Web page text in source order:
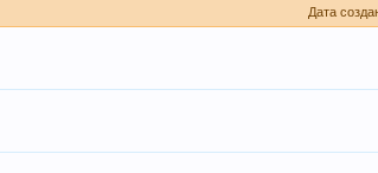
Дата